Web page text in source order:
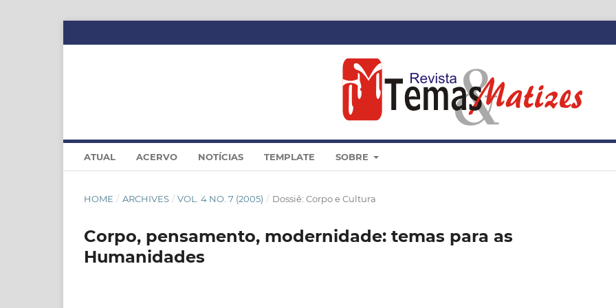
ATUAL ACERVO NOTÍCIAS TEMPLATE SOBRE
HOME / ARCHIVES / VOL. 4 NO. 7 (2005) / Dossiê: Corpo e Cultura
Corpo, pensamento, modernidade: temas para as
Humanidades